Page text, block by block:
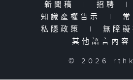
新聞稿 | 招聘 |
知識產權告示
|
私隱政策
| 無障
其他語言內容
© 2026